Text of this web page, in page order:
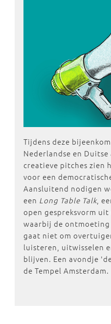
Tijdens deze
Nederlandse en
creatieve pitches zien
voor een
Aansluitend nodigen
een Long Table Talk,
open gespreksvorm
waarbij de
gaat niet om
luisteren, uitwisselen
blijven. Een avondje
de Tempel Amsterdam.